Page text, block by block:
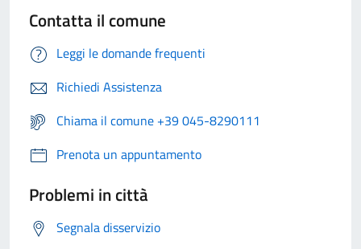
Contatta il comune
Leggi le domande frequenti
Richiedi Assistenza
Chiama il comune +39 045-8290111
Prenota un appuntamento
Problemi in città
Segnala disservizio